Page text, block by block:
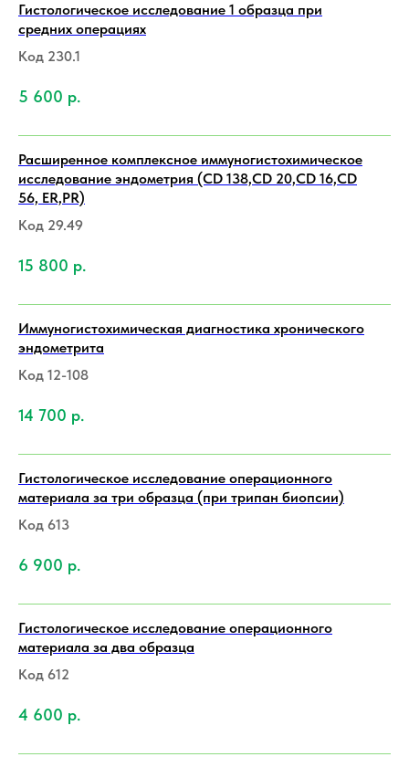
Гистологическое исследование 1 образца при
средних операциях
Код 230.1
5 600 р.
Расширенное комплексное иммуногистохимическое
исследование эндометрия (CD 138,CD 20,CD 16,CD
56, ER,PR)
Код 29.49
15 800 р.
Иммуногистохимическая диагностика хронического
эндометрита
Код 12-108
14 700 р.
Гистологическое исследование операционного
материала за три образца (при трипан биопсии)
Код 613
6 900 р.
Гистологическое исследование операционного
материала за два образца
Код 612
4 600 р.